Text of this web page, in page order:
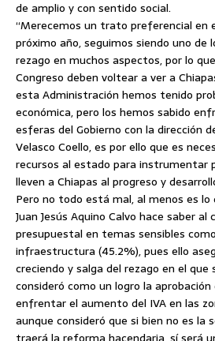
de amplio y con sentido social.
“Merecemos un trato preferencial en
próximo año, seguimos siendo uno de
rezago en muchos aspectos, por lo
Congreso deben voltear a ver a
esta Administración hemos tenido
económica, pero los hemos sabido
esferas del Gobierno con la dirección
Velasco Coello, es por ello que es
recursos al estado para instrumentar
lleven a Chiapas al progreso y
Pero no todo está mal, al menos es
Juan Jesús Aquino Calvo hace saber
presupuestal en temas sensibles
infraestructura (45.2%), pues ello
creciendo y salga del rezago en el que
consideró como un logro la
enfrentar el aumento del IVA en las
aunque consideró que si bien no es la